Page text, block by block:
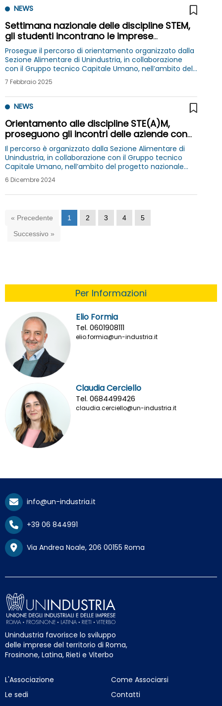
NEWS
Settimana nazionale delle discipline STEM,
gli studenti incontrano le imprese
associate BAT e Birra Peroni
Prosegue il percorso di orientamento organizzato dalla
Sezione Alimentare di Unindustria, in collaborazione
con il Gruppo tecnico Capitale Umano, nell’ambito del
progetto nazionale STEAMiamoci
7 Febbraio 2025
NEWS
Orientamento alle discipline STE(A)M,
proseguono gli incontri delle aziende con
gli studenti del Lazio
Il percorso è organizzato dalla Sezione Alimentare di
Unindustria, in collaborazione con il Gruppo tecnico
Capitale Umano, nell’ambito del progetto nazionale
STEAMiamoci
6 Dicembre 2024
« Precedente 1 2 3 4
5
Successivo »
Per Informazioni
Elio Formia
Tel. 0601908111
elio.formia@un-industria.it
Claudia Cerciello
Tel. 0684499426
claudia.cerciello@un-industria.it
info@un-industria.it
+39 06 844991
Via Andrea Noale, 206 00155 Roma
Unindustria favorisce lo sviluppo
delle imprese del territorio di Roma,
Frosinone, Latina, Rieti e Viterbo
L'Associazione
Le sedi
Come Associarsi
Contatti